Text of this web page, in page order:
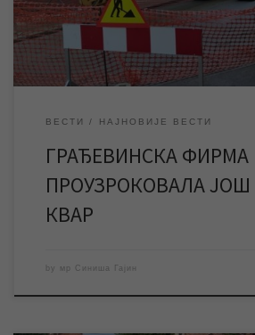
центра града без […]
ВЕСТИ НАЈНОВИЈЕ ВЕСТИ
ГРАЂЕВИНСКА ФИРМА
ПРОУЗРОКОВАЛА ЈОШ
КВАР
by мр Синиша Гајин